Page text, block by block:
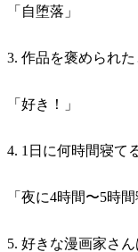
「自堕落」
3. 作品を褒められ
「好き！」
4. 1日に何時間寝て
「夜に4時間〜5時
5. 好きな漫画家さ